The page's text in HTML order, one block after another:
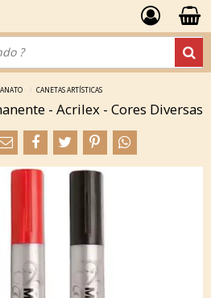
CANETAS ARTÍSTICAS
- Acrilex - Cores Diversas